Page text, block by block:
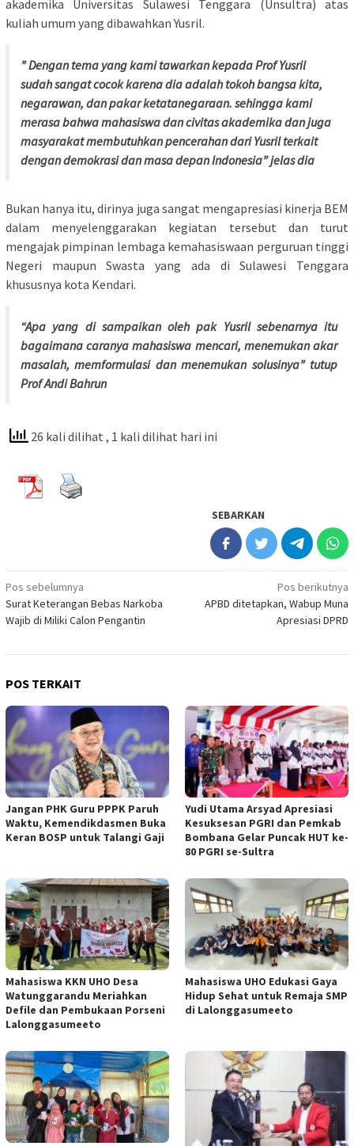
akademika Universitas Sulawesi Tenggara (Unsultra) atas
kuliah umum yang dibawahkan Yusril.
” Dengan tema yang kami tawarkan kepada Prof Yusril
sudah sangat cocok karena dia adalah tokoh bangsa kita,
negarawan, dan pakar ketatanegaraan. sehingga kami
merasa bahwa mahasiswa dan civitas akademika dan juga
masyarakat membutuhkan pencerahan dari Yusril terkait
dengan demokrasi dan masa depan Indonesia” jelas dia
Bukan hanya itu, dirinya juga sangat mengapresiasi kinerja BEM
dalam menyelenggarakan kegiatan tersebut dan turut
mengajak pimpinan lembaga kemahasiswaan perguruan tinggi
Negeri maupun Swasta yang ada di Sulawesi Tenggara
khususnya kota Kendari.
“Apa yang di sampaikan oleh pak Yusril sebenarnya itu
bagaimana caranya mahasiswa mencari, menemukan akar
masalah, memformulasi dan menemukan solusinya” tutup
Prof Andi Bahrun
26 kali dilihat , 1 kali dilihat hari ini
SEBARKAN
Navigasi
pos
Pos sebelumnya
Surat Keterangan Bebas Narkoba
Wajib di Miliki Calon Pengantin
Pos berikutnya
APBD ditetapkan, Wabup Muna
Apresiasi DPRD
POS TERKAIT
Jangan PHK Guru PPPK Paruh
Waktu, Kemendikdasmen Buka
Keran BOSP untuk Talangi Gaji
Yudi Utama Arsyad Apresiasi
Kesuksesan PGRI dan Pemkab
Bombana Gelar Puncak HUT ke-
80 PGRI se-Sultra
Mahasiswa KKN UHO Desa
Watunggarandu Meriahkan
Defile dan Pembukaan Porseni
Lalonggasumeeto
Mahasiswa UHO Edukasi Gaya
Hidup Sehat untuk Remaja SMP
di Lalonggasumeeto